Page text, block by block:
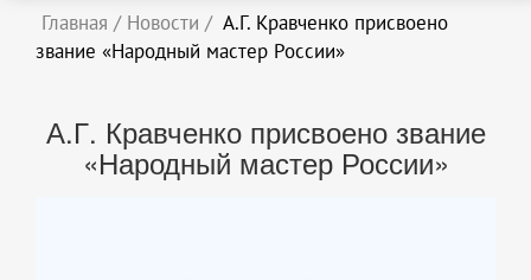
Главная / Новости / А.Г. Кравченко присвоено
звание «Народный мастер России»
А.Г. Кравченко присвоено звание
«Народный мастер России»